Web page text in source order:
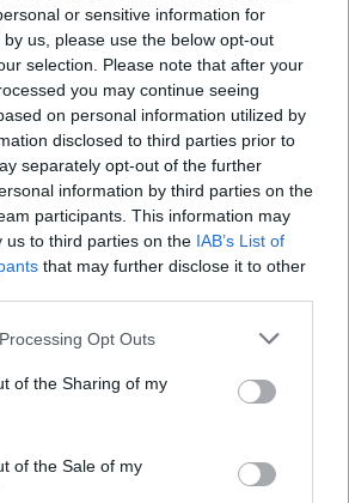
or sensitive information for
us, please use the below opt-out
selection. Please note that after your
you may continue seeing
on personal information utilized by
disclosed to third parties prior to
separately opt-out of the further
information by third parties on the
participants. This information may
us to third parties on the IAB’s List of
that may further disclose it to other
Opt Outs
of the Sharing of my
of the Sale of my
του, την παραμονή της πρώτης
στις Η.Π.Α..
κατάδυση στα γυρίσματα του
Apart”, διαβάστε το βιβλίο του
Pleasures: Inside Joy